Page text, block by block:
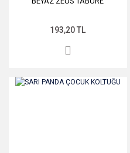
193,20 TL